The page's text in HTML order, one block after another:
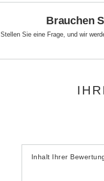
Brauchen
Stellen Sie eine Frage, und wir
Inhalt Ihrer